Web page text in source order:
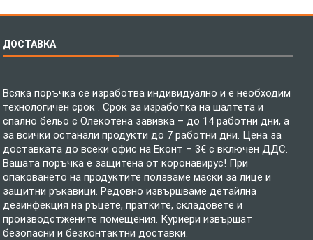
ДОСТАВКА
Всяка поръчка се изработва индивидуално и е необходим
технологичен срок . Срок за изработка на шалтета и
спално бельо с Олекотена завивка – до 14 работни дни, а
за всички останали продукти до 7 работни дни. Цена за
доставката до всеки офис на Еконт – 3€ с включен ДДС.
Вашата поръчка е защитена от коронавирус! При
опаковането на продуктите ползваме маски за лице и
защитни ръкавици. Редовно извършваме детайлна
дезинфекция на ръцете, пратките, складовете и
производстжените помещения. Куриери извършат
безопасни и безконтактни доставки.